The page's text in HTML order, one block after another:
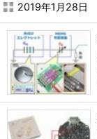
2019年1月28日